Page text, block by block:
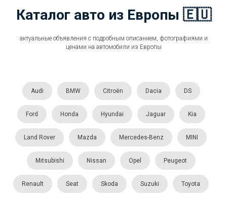
Каталог авто из Европы 🇪🇺
актуальные объявления с подробным описанием, фотографиями и
ценами на автомобили из Европы
Audi BMW Citroën Dacia DS
Ford Honda Hyundai Jaguar Kia
Land Rover Mazda Mercedes-Benz MINI
Mitsubishi Nissan Opel Peugeot
Renault Seat Skoda Suzuki Toyota